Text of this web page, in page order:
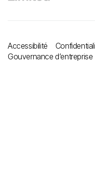
Accessibilité
Gouvernance d’entreprise